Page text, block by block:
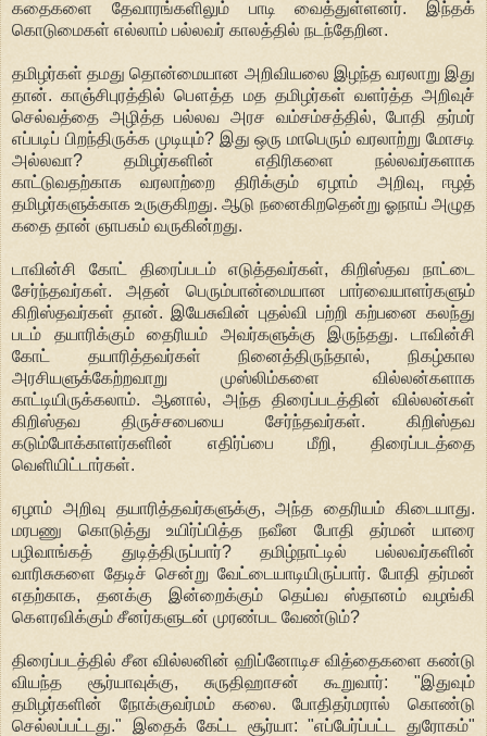
கதைகளை தேவாரங்களிலும் பாடி வைத்துள்ளனர். இந்தக்
கொடுமைகள் எல்லாம் பல்லவர் காலத்தில் நடந்தேறின.
தமிழர்கள் தமது தொன்மையான அறிவியலை இழந்த வரலாறு இது
தான். காஞ்சிபுரத்தில் பௌத்த மத தமிழர்கள் வளர்த்த அறிவுச்
செல்வத்தை அழித்த பல்லவ அரச வம்சம்சத்தில், போதி தர்மர்
எப்படிப் பிறந்திருக்க முடியும்? இது ஒரு மாபெரும் வரலாற்று மோசடி
அல்லவா? தமிழர்களின் எதிரிகளை நல்லவர்களாக
காட்டுவதற்காக வரலாற்றை திரிக்கும் ஏழாம் அறிவு, ஈழத்
தமிழர்களுக்காக உருகுகிறது. ஆடு நனைகிறதென்று ஓநாய் அழுத
கதை தான் ஞாபகம் வருகின்றது.
டாவின்சி கோட் திரைப்படம் எடுத்தவர்கள், கிறிஸ்தவ நாட்டை
சேர்ந்தவர்கள். அதன் பெரும்பான்மையான பார்வையாளர்களும்
கிறிஸ்தவர்கள் தான். இயேசுவின் புதல்வி பற்றி கற்பனை கலந்து
படம் தயாரிக்கும் தைரியம் அவர்களுக்கு இருந்தது. டாவின்சி
கோட் தயாரித்தவர்கள் நினைத்திருந்தால், நிகழ்கால
அரசியளுக்கேற்றவாறு முஸ்லிம்களை வில்லன்களாக
காட்டியிருக்கலாம். ஆனால், அந்த திரைப்படத்தின் வில்லன்கள்
கிறிஸ்தவ திருச்சபையை சேர்ந்தவர்கள். கிறிஸ்தவ
கடும்போக்காளர்களின் எதிர்ப்பை மீறி, திரைப்படத்தை
வெளியிட்டார்கள்.
ஏழாம் அறிவு தயாரித்தவர்களுக்கு, அந்த தைரியம் கிடையாது.
மரபணு கொடுத்து உயிர்ப்பித்த நவீன போதி தர்மன் யாரை
பழிவாங்கத் துடித்திருப்பார்? தமிழ்நாட்டில் பல்லவர்களின்
வாரிசுகளை தேடிச் சென்று வேட்டையாடியிருப்பார். போதி தர்மன்
எதற்காக, தனக்கு இன்றைக்கும் தெய்வ ஸ்தானம் வழங்கி
கௌரவிக்கும் சீனர்களுடன் முரண்பட வேண்டும்?
திரைப்படத்தில் சீன வில்லனின் ஹிப்னோடிச வித்தைகளை கண்டு
வியந்த சூர்யாவுக்கு, சுருதிஹாசன் கூறுவார்: "இதுவும்
தமிழர்களின் நோக்குவர்மம் கலை. போதிதர்மரால் கொண்டு
செல்லப்பட்டது." இதைக் கேட்ட சூர்யா: "எப்பேர்ப்பட்ட துரோகம்"